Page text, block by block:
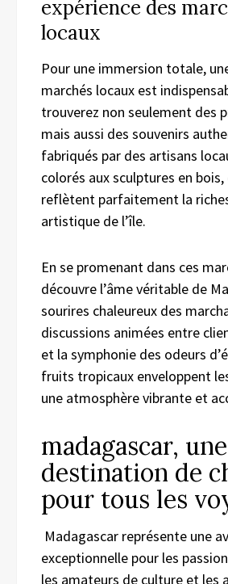
expérience des
locaux
Pour une immersion totale,
marchés locaux est
trouverez non seulement des
mais aussi des souvenirs
fabriqués par des artisans
colorés aux sculptures en bois,
reflètent parfaitement la
artistique de l’île.
En se promenant dans ces
découvre l’âme véritable de
sourires chaleureux des
discussions animées entre
et la symphonie des odeurs
fruits tropicaux enveloppent
une atmosphère vibrante et
madagascar, une
destination de
pour tous les
Madagascar représente une
exceptionnelle pour les
les amateurs de culture et les